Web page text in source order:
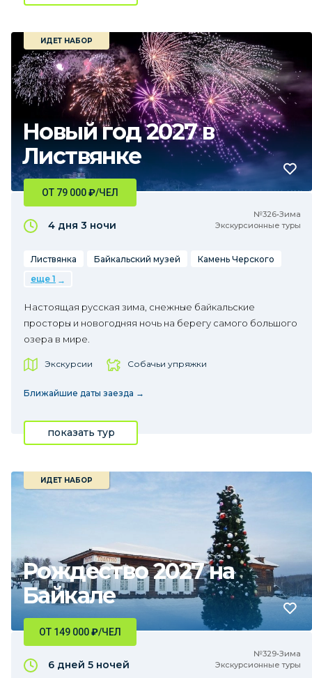
Новый год 2027 в
Листвянке
ИДЕТ НАБОР
№326•Зима
Экскурсионные туры
ОТ 79 000₽/ЧЕЛ
4 дня 3 ночи
Листвянка Байкальский музей
Камень Черского
еще 1
Настоящая русская зима, снежные байкальские
просторы и новогодняя ночь на берегу самого большого
озера в мире.
Экскурсии Собачьи упряжки
Ближайшие даты заезда →
показать тур
Рождество 2027 на
Байкале
ИДЕТ НАБОР
№329•Зима
Экскурсионные туры
ОТ 149 000₽/ЧЕЛ
6 дней 5 ночей